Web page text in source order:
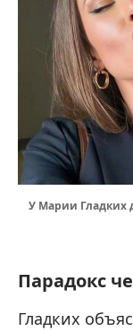
У Марии Гладких
Парадокс
Гладких